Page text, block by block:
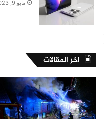
مايو 9, 2023
اخر المقالات